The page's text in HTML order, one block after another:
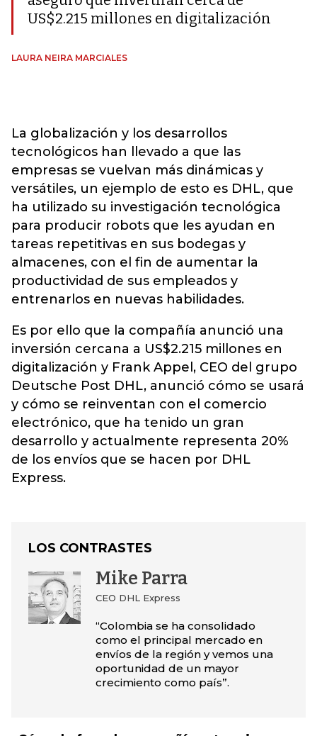
US$2.215 millones en digitalización
LAURA NEIRA MARCIALES
La globalización y los desarrollos
tecnológicos han llevado a que las
empresas se vuelvan más dinámicas y
versátiles, un ejemplo de esto es DHL, que
ha utilizado su investigación tecnológica
para producir robots que les ayudan en
tareas repetitivas en sus bodegas y
almacenes, con el fin de aumentar la
productividad de sus empleados y
entrenarlos en nuevas habilidades.
Es por ello que la compañía anunció una
inversión cercana a US$2.215 millones en
digitalización y Frank Appel, CEO del grupo
Deutsche Post DHL, anunció cómo se usará
y cómo se reinventan con el comercio
electrónico, que ha tenido un gran
desarrollo y actualmente representa 20%
de los envíos que se hacen por DHL
Express.
LOS CONTRASTES
Mike Parra
CEO DHL Express
“Colombia se ha consolidado
como el principal mercado en
envíos de la región y vemos una
oportunidad de un mayor
crecimiento como país”.